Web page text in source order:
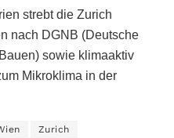
strebt die Zurich
nach DGNB (Deutsche
sowie klimaaktiv
Mikroklima in der
Zurich